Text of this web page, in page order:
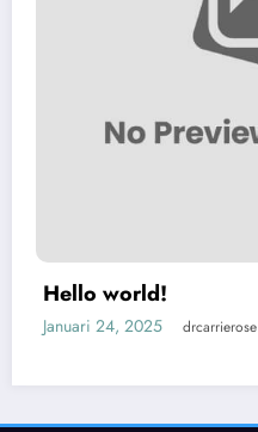
Hello world!
Januari 24, 2025 drcarrierose